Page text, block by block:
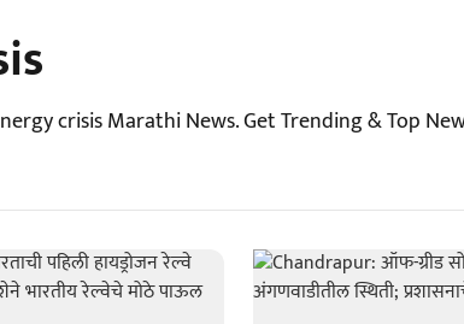
crisis Marathi News. Get Trending & Top